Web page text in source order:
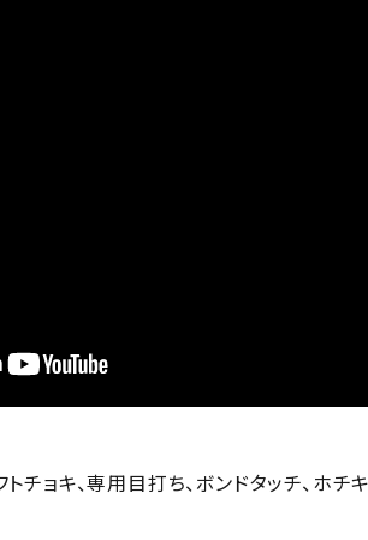
トチョキ、専用目打ち、ボンドタッチ、ホチ